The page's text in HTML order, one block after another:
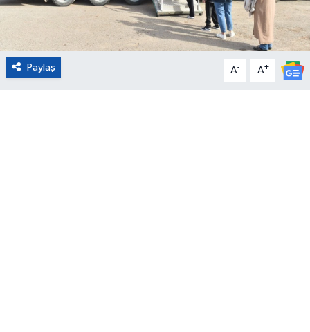
Paylaş A- A+
Magazin
Turizm
Çevre